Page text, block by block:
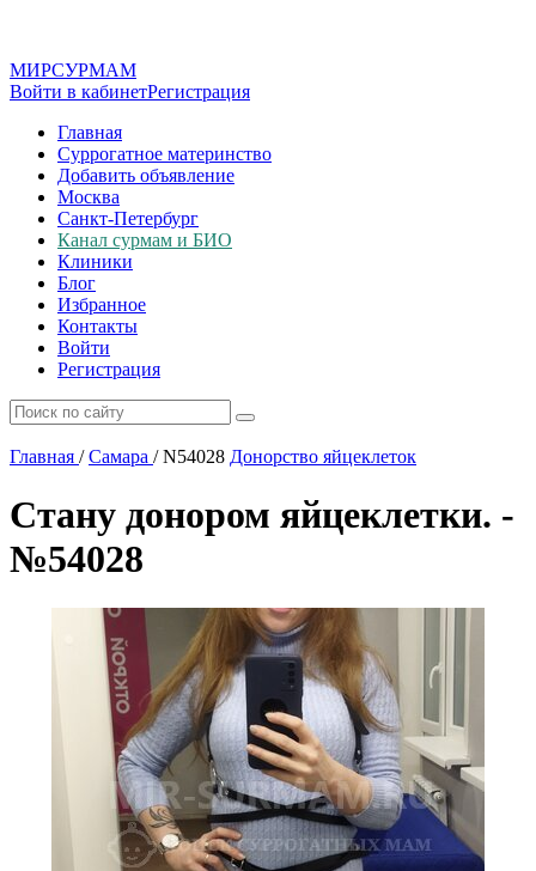
МИРСУРМАМ
Войти в кабинетРегистрация
Главная
Суррогатное материнство
Добавить объявление
Москва
Санкт-Петербург
Канал сурмам и БИО
Клиники
Блог
Избранное
Контакты
Войти
Регистрация
Главная / Самара /N54028 Донорство яйцеклеток
Стану донором яйцеклетки. -
№54028